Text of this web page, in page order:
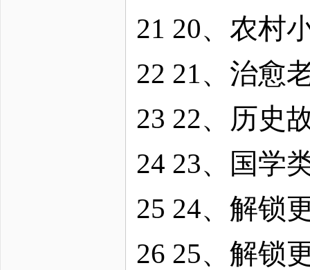
21 20、农村
22 21、治愈
23 22、历史
24 23、国学
25 24、解锁
26 25、解锁